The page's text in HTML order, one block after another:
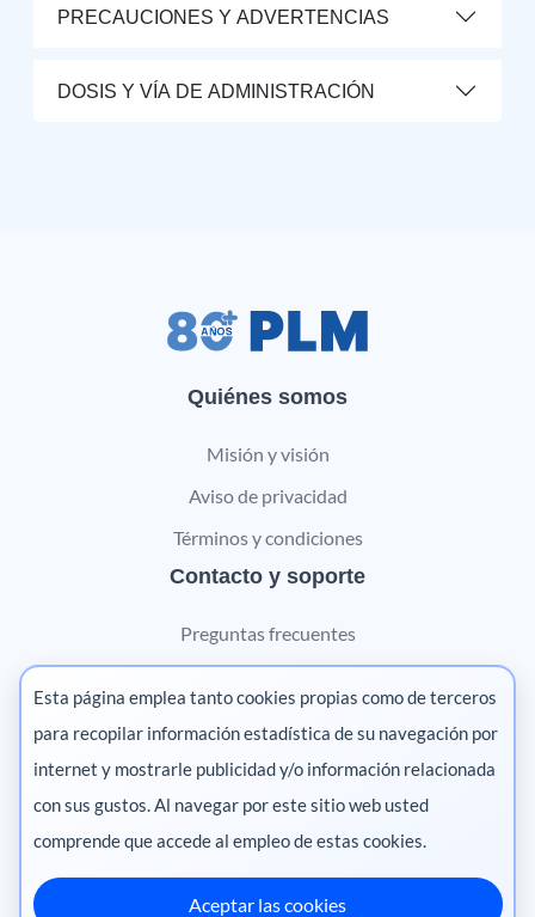
PRECAUCIONES Y ADVERTENCIAS
DOSIS Y VÍA DE ADMINISTRACIÓN
Quiénes somos
Misión y visión
Aviso de privacidad
Términos y condiciones
Contacto y soporte
Preguntas frecuentes
Contáctanos
Marketing digital
Pharma
México ·
Esta página emplea tanto cookies propias como de terceros
para recopilar información estadística de su navegación por
internet y mostrarle publicidad y/o información relacionada
con sus gustos. Al navegar por este sitio web usted
comprende que accede al empleo de estas cookies.
Aceptar las cookies